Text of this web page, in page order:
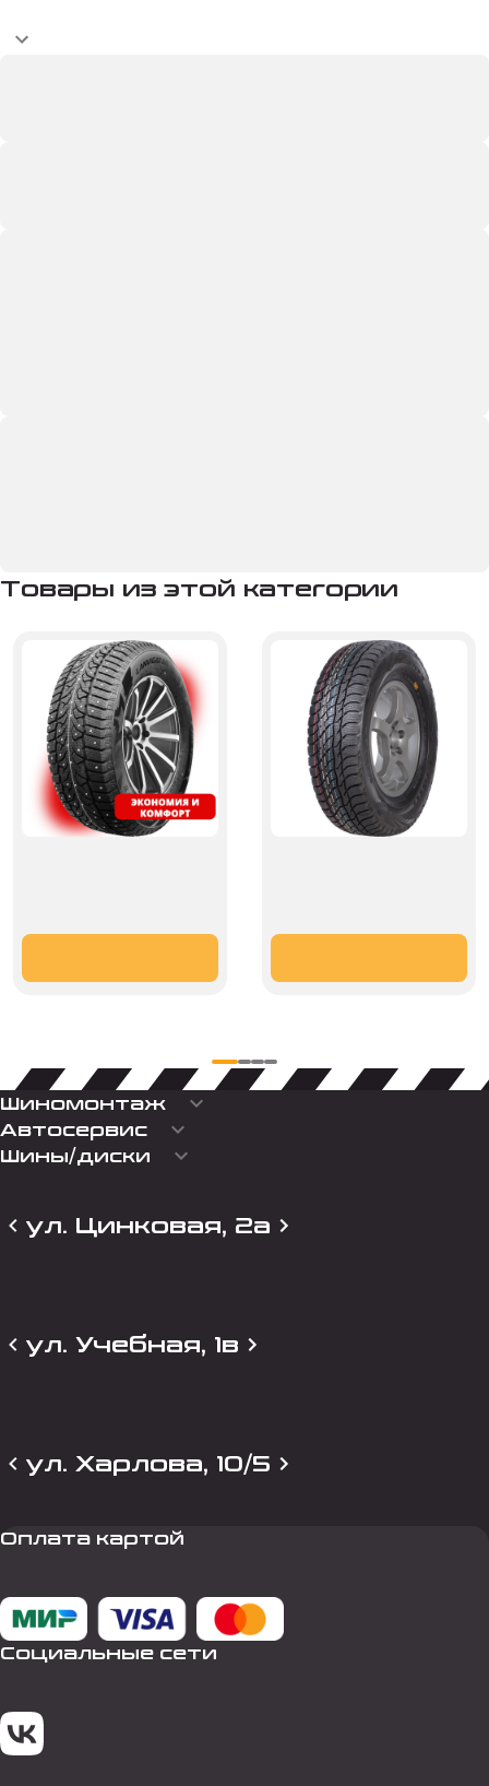
Товары из этой категории
Шиномонтаж keyboard_arrow_down
Автосервис keyboard_arrow_down
Шины/диски keyboard_arrow_down
ул. Цинковая, 2а
ул. Учебная, 1в
ул. Харлова, 10/5
Оплата картой
Социальные сети